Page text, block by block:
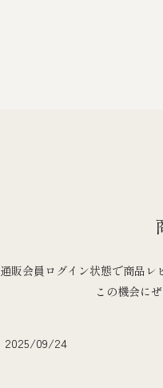
通販会員ログイン状態で商品レ
この機会に
2025/09/24